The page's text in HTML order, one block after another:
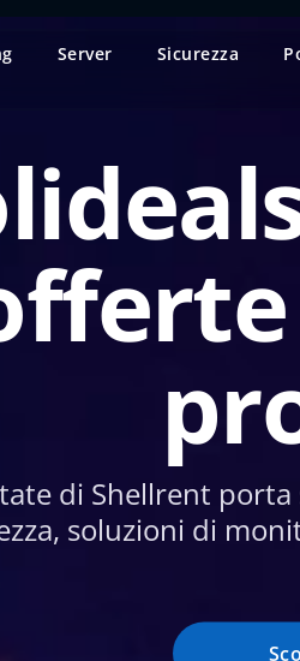
Server Sicurezza
di Shellrent
soluzioni di